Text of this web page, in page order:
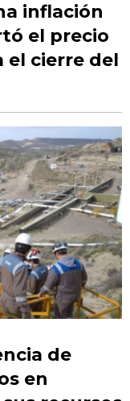
inflación
el precio
el cierre del
de
en